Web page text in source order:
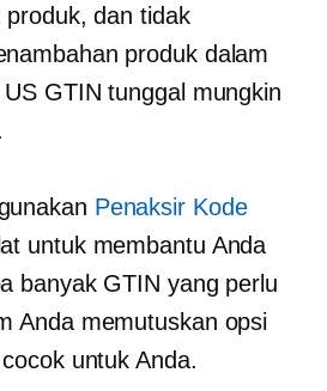
produk, dan tidak
produk dalam
GTIN tunggal mungkin
Penaksir Kode
untuk membantu Anda
banyak GTIN yang perlu
Anda memutuskan opsi
untuk Anda.